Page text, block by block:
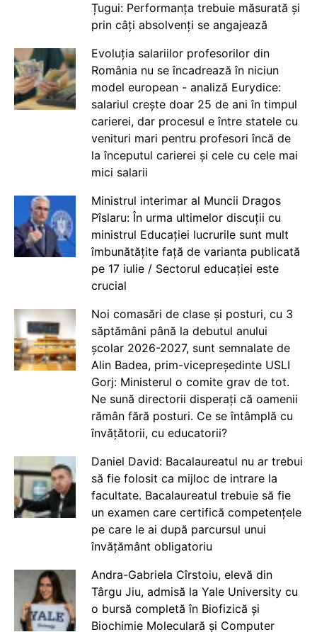
Țugui: Performanța trebuie măsurată și
prin câți absolvenți se angajează
Evoluția salariilor profesorilor din
România nu se încadrează în niciun
model european - analiză Eurydice:
salariul crește doar 25 de ani în timpul
carierei, dar procesul e între statele cu
venituri mari pentru profesori încă de
la începutul carierei și cele cu cele mai
mici salarii
Ministrul interimar al Muncii Dragos
Pîslaru: În urma ultimelor discuții cu
ministrul Educației lucrurile sunt mult
îmbunătățite față de varianta publicată
pe 17 iulie / Sectorul educației este
crucial
Noi comasări de clase și posturi, cu 3
săptămâni până la debutul anului
școlar 2026-2027, sunt semnalate de
Alin Badea, prim-vicepreședinte USLI
Gorj: Ministerul o comite grav de tot.
Ne sună directorii disperați că oamenii
rămân fără posturi. Ce se întâmplă cu
învățătorii, cu educatorii?
Daniel David: Bacalaureatul nu ar trebui
să fie folosit ca mijloc de intrare la
facultate. Bacalaureatul trebuie să fie
un examen care certifică competențele
pe care le ai după parcursul unui
învățământ obligatoriu
Andra-Gabriela Cîrstoiu, elevă din
Târgu Jiu, admisă la Yale University cu
o bursă completă în Biofizică și
Biochimie Moleculară și Computer